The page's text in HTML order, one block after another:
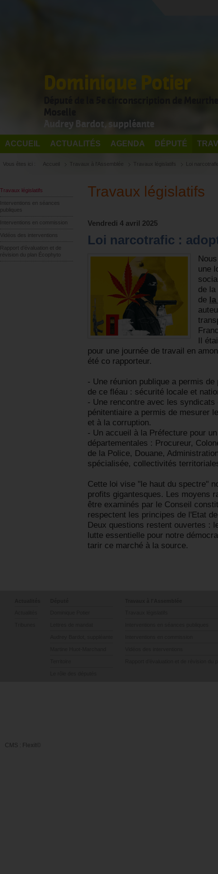
Dominique Potier
Audrey Bardot, suppléante
ACCUEIL ACTUALITÉS AGENDA DÉPUTÉ
Vous êtes ici : Accueil Travaux à l'Assemblée Travaux législatifs Loi
Travaux législatifs
Interventions en séances
publiques
Interventions en commission
Vidéos des interventions
Rapport d’évaluation et de
révision du plan Écophyto
Travaux législatifs
Vendredi 4 avril 2025
Loi narcotrafic :
une
de
de
Il
pour une journée de travail en
été co rapporteur.
- Une réunion publique a permis
de ce fléau : sécurité locale et
- Une rencontre avec les syndicats
pénitentiaire a permis de mesurer
et à la corruption.
- Un accueil à la Préfecture pour
départementales : Procureur,
de la Police, Douane,
spécialisée, collectivités
Cette loi vise "le haut du spectre"
profits gigantesques. Les moyens
être examinés par le Conseil
respectent les principes de l'Etat
Deux questions restent ouvertes :
lutte essentielle pour notre
tarir ce marché à la source.
CMS : Flexit©